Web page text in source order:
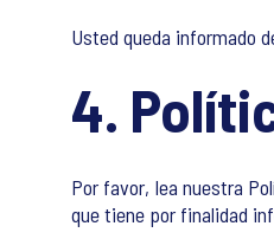
Usted queda informado
4.
Por favor, lea nuestra
que tiene por finalidad